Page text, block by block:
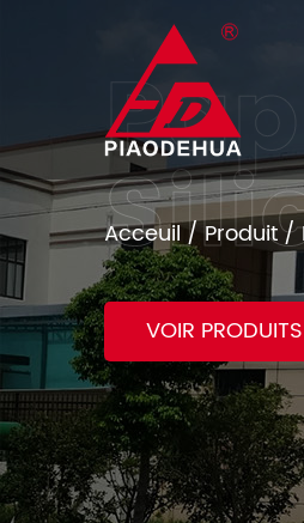
Acceuil/Produit/
VOIR PRODUITS